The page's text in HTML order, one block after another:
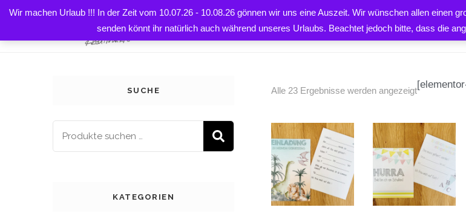
Wir machen Urlaub !!! In der Zeit vom 10.07.26 - 10.08.26 gönnen wir uns eine Auszeit. Wir wünschen allen einen
senden könnt ihr natürlich auch während unseres Urlaubs. Beachtet jedoch bitte, dass die
HOME PRODUKTE ÜBER
Alle 23 Ergebnisse werden angezeigt
SUCHE
SUCHEN
KATEGORIEN